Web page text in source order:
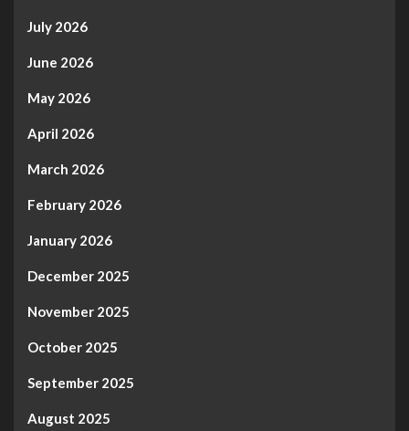
July 2026
June 2026
May 2026
April 2026
March 2026
February 2026
January 2026
December 2025
November 2025
October 2025
September 2025
August 2025